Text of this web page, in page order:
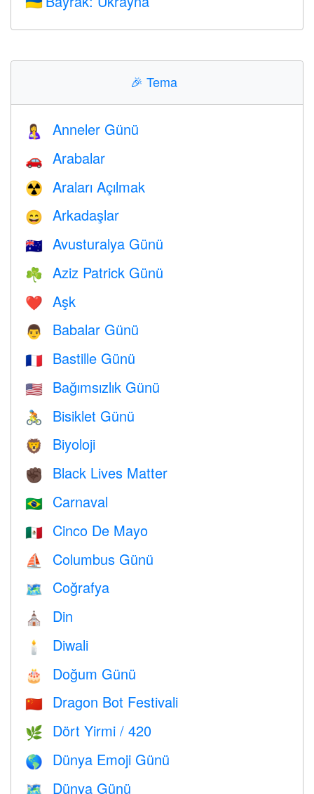
🎉 Tema
🤱 Anneler Günü
🚗 Arabalar
☢️ Araları Açılmak
😄 Arkadaşlar
🇦🇺 Avusturalya Günü
☘️ Aziz Patrick Günü
❤️️ Aşk
👨 Babalar Günü
🇫🇷 Bastille Günü
🇺🇸 Bağımsızlık Günü
🚴 Bisiklet Günü
🦁 Biyoloji
✊🏿 Black Lives Matter
🇧🇷 Carnaval
🇲🇽 Cinco De Mayo
⛵️ Columbus Günü
🗺 Coğrafya
⛪️ Din
🕯 Diwali
🎂 Doğum Günü
🇨🇳 Dragon Bot Festivali
🌿 Dört Yirmi / 420
🌎 Dünya Emoji Günü
🗺️ Dünya Günü